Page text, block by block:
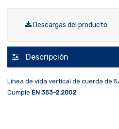
Descargas del producto
Descripción
Línea de vida vertical de cuerda de
Cumple EN 353-2:2002